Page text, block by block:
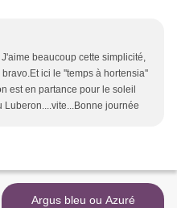
beaucoup cette simplicité,
ici le ''temps à hortensia''
est en partance pour le soleil
journée
Argus bleu ou Azuré